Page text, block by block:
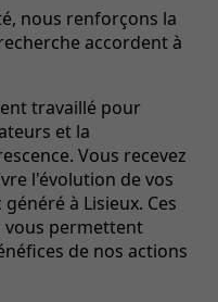
nous renforçons la
accordent à
travaillé pour
et la
Vous recevez
l'évolution de vos
à Lisieux. Ces
permettent
de nos actions